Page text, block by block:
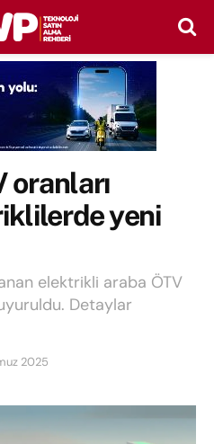
oranları
yeni
elektrikli araba ÖTV
Detaylar
2025